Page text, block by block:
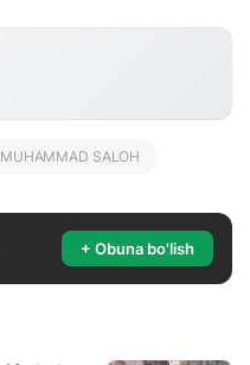
MUHAMMAD SALOH
+ Obuna bo'lish